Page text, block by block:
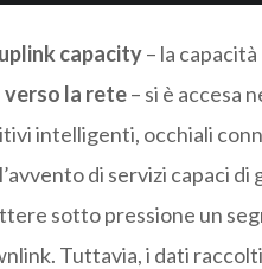
capacity– la
la rete– si è accesa
intelligenti, occhiali
di servizi capaci
sotto pressione un
Tuttavia, i dati